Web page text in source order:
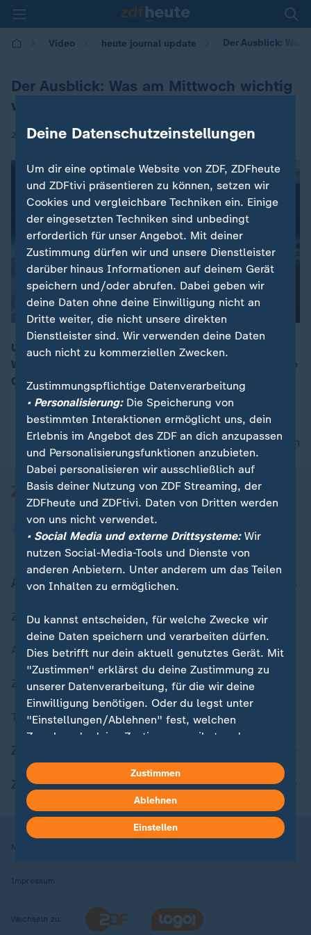
Video heute journal update Der Ausblick:
Der Ausblick: Was am Mittwoch wichtig
wird
21.01.2026 | 00:00
US-Präsident Trump in Davos / Bundesaußenminister
Wadephul in Kenia / Trump vs. Cook vor dem Supreme
Court
nach oben
Aktuell bei ZDFheute
Zuletzt veröffentlicht
Aktuelle Sendungs-Videos
ZDFheute Stories
Themen im Überblick
ZDFheute Apps
Nutzungsbedingungen
Impressum
Wechseln zu:
Deine Datenschutzeinstellungen
Um dir eine optimale Website von ZDF, ZDFheute
und ZDFtivi präsentieren zu können, setzen wir
Cookies und vergleichbare Techniken ein. Einige
der eingesetzten Techniken sind unbedingt
erforderlich für unser Angebot. Mit deiner
Zustimmung dürfen wir und unsere Dienstleister
darüber hinaus Informationen auf deinem Gerät
speichern und/oder abrufen. Dabei geben wir
deine Daten ohne deine Einwilligung nicht an
Dritte weiter, die nicht unsere direkten
Dienstleister sind. Wir verwenden deine Daten
auch nicht zu kommerziellen Zwecken.
Zustimmungspflichtige Datenverarbeitung
• Personalisierung:Die Speicherung von
bestimmten Interaktionen ermöglicht uns, dein
Erlebnis im Angebot des ZDF an dich anzupassen
und Personalisierungsfunktionen anzubieten.
Dabei personalisieren wir ausschließlich auf
Basis deiner Nutzung von ZDF Streaming, der
ZDFheute und ZDFtivi. Daten von Dritten werden
von uns nicht verwendet.
• Social Media und externe Drittsysteme:Wir
nutzen Social-Media-Tools und Dienste von
anderen Anbietern. Unter anderem um das Teilen
von Inhalten zu ermöglichen.
Du kannst entscheiden, für welche Zwecke wir
deine Daten speichern und verarbeiten dürfen.
Dies betrifft nur dein aktuell genutztes Gerät. Mit
"Zustimmen" erklärst du deine Zustimmung zu
unserer Datenverarbeitung, für die wir deine
Einwilligung benötigen. Oder du legst unter
"Einstellungen/Ablehnen" fest, welchen
Zwecken du deine Zustimmung gibst und
kannst du jederzeit mit Wirkung für die Zukunft
in deinen Einstellungen widerrufen oder ändern.
Hier findest du das Impressum.
Weitere Informationen findest du in unserer
Zustimmen
Ablehnen
Einstellen